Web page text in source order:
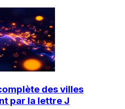
des villes
par la lettre J